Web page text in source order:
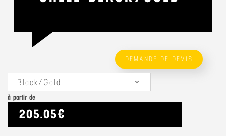
DEMANDE DE DEVIS
Black/Gold
à partir de
205.05€